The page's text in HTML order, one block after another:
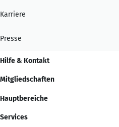
Karriere
Presse
Hilfe & Kontakt
Mitgliedschaften
Hauptbereiche
Services